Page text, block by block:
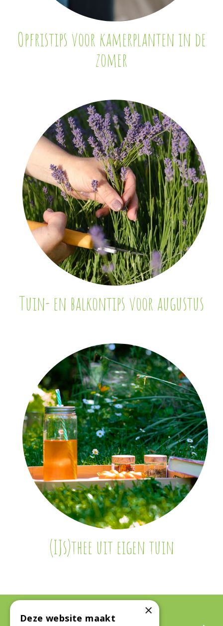
Opfristips voor kamerplanten in de
zomer
Tuin- en balkontips voor augustus
(IJs)thee uit eigen tuin
×
Deze website maakt